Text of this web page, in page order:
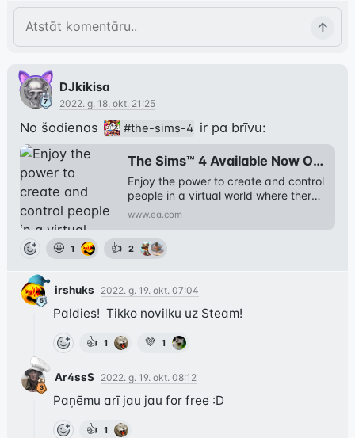
DJkikisa
2022. g. 18. okt. 21:25
No šodienas #the-sims-4
The Sims™ 4 Available Now On PC, Xbox and Playstation - Electronic Arts
Enjoy the power to create and control
people in a virtual world where there
are no rules with The Sims™ 4 – On
www.ea.com
🤩 1 👍 2
irshuks 2022. g. 19. okt. 07:04
Paldies!  Tikko novilku uz Steam!
👍 1 💜 1
Ar4ssS 2022. g. 19. okt. 08:12
Paņēmu arī jau jau for free :D
👍 1